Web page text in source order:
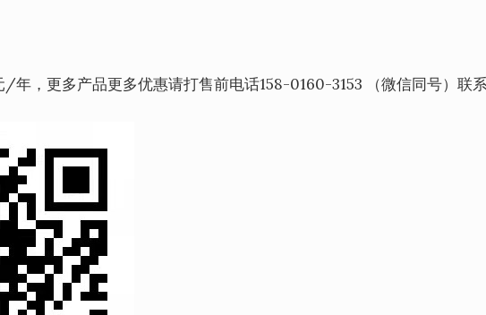
/年，更多产品更多优惠请打售前电话158-0160-3153 （微信同号）联